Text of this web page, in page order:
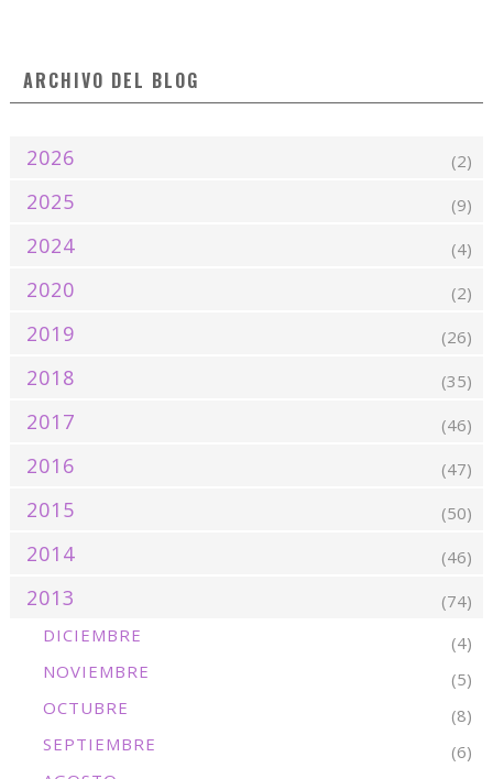
ARCHIVO DEL BLOG
2026 (2)
2025 (9)
2024 (4)
2020 (2)
2019 (26)
2018 (35)
2017 (46)
2016 (47)
2015 (50)
2014 (46)
2013
(74)
DICIEMBRE
(4)
NOVIEMBRE
(5)
OCTUBRE
(8)
SEPTIEMBRE
(6)